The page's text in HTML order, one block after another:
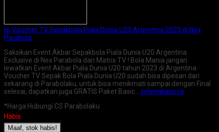
Isi Voucher TV Sepakbola Piala Dunia U20 Argentina 2023 di Nex
Parabola
Saksikan Event Akbar Sepakbola Piala Dunia U20 Argentina
Exclusive di Nex Parabola dan Matrix TV ! Bola Mania jangan
lewatkan Event Akbar Piala Dunia U20 tahun 2023 di Argentina
Voucher TV Sepak Bola Piala Dunia U20 sudah bisa dipesan dari
sekarang di Parabolaku, untuk bisa menikmati sampai dengan Final
selesai, dapatkan juga GRATIS Paket Basic… selengkapnya
*Harga Hubungi CS Parabolaku
Habis
Maaf, stok habis!